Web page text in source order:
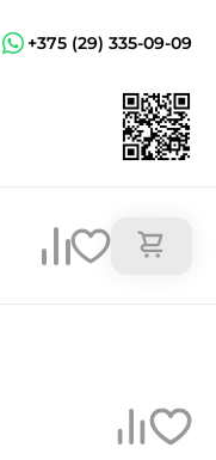
+375 (29) 335-09-09